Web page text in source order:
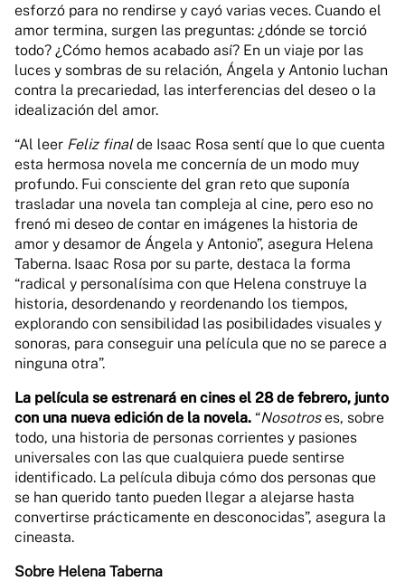
esforzó para no rendirse y cayó varias veces. Cuando el
amor termina, surgen las preguntas: ¿dónde se torció
todo? ¿Cómo hemos acabado así? En un viaje por las
luces y sombras de su relación, Ángela y Antonio luchan
contra la precariedad, las interferencias del deseo o la
idealización del amor.
“Al leer Feliz finalde Isaac Rosa sentí que lo que cuenta
esta hermosa novela me concernía de un modo muy
profundo. Fui consciente del gran reto que suponía
trasladar una novela tan compleja al cine, pero eso no
frenó mi deseo de contar en imágenes la historia de
amor y desamor de Ángela y Antonio”, asegura Helena
Taberna. Isaac Rosa por su parte, destaca la forma
“radical y personalísima con que Helena construye la
historia, desordenando y reordenando los tiempos,
explorando con sensibilidad las posibilidades visuales y
sonoras, para conseguir una película que no se parece a
ninguna otra”.
La película se estrenará en cines el 28 de febrero, junto
con una nueva edición de la novela. “Nosotroses, sobre
todo, una historia de personas corrientes y pasiones
universales con las que cualquiera puede sentirse
identificado. La película dibuja cómo dos personas que
se han querido tanto pueden llegar a alejarse hasta
convertirse prácticamente en desconocidas”, asegura la
cineasta.
Sobre Helena Taberna